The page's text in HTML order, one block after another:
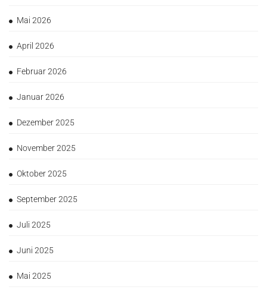
Mai 2026
April 2026
Februar 2026
Januar 2026
Dezember 2025
November 2025
Oktober 2025
September 2025
Juli 2025
Juni 2025
Mai 2025